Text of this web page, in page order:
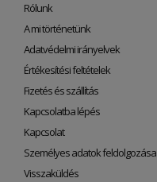
Rólunk
A mi történetünk
Adatvédelmi irányelvek
Értékesítési feltételek
Fizetés és szállítás
Kapcsolatba lépés
Kapcsolat
Személyes adatok feldolgozása
Visszaküldés